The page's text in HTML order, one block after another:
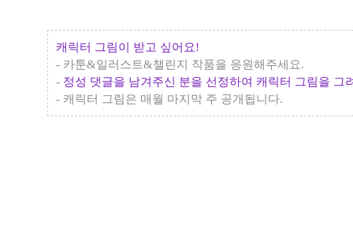
캐릭터 그림이 받고 싶어요!
- 카툰&일러스트&챌린지 작품을 응원해주세요.
- 정성 댓글을 남겨주신 분을 선정하여 캐릭터 그림을 그
- 캐릭터 그림은 매월 마지막 주 공개됩니다.